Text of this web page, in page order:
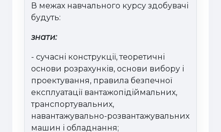
В межах навчального курсу здобувачі
будуть:
знати:
- сучасні конструкції, теоретичні
основи розрахунків, основи вибору і
проектування, правила безпечної
експлуатації вантажопідіймальних,
транспортувальних,
навантажувально-розвантажувальних
машин і обладнання;